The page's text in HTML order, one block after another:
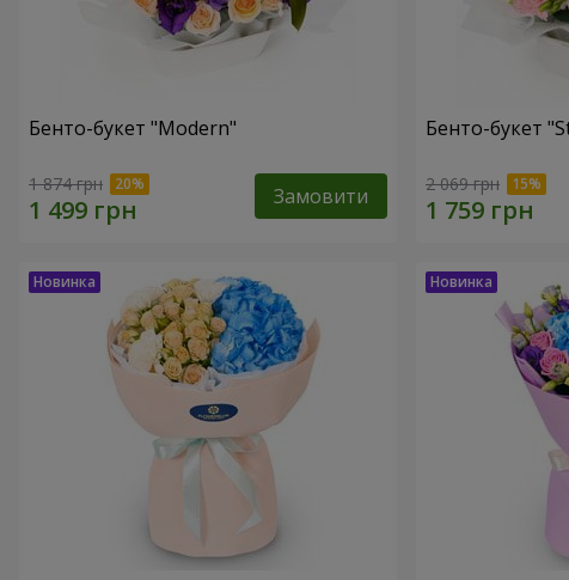
Бенто-букет "Modern"
1 874 грн Замовити
Бенто-букет
2 069 грн